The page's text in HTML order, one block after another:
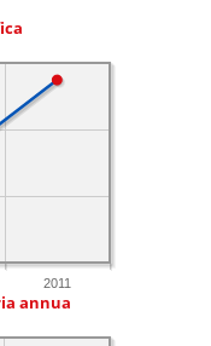
2011
annua